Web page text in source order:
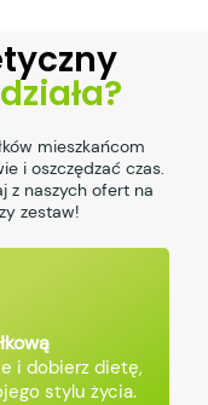
mieszkańcom
i oszczędzać czas.
z naszych ofert na
zestaw!
i dobierz dietę,
stylu życia.